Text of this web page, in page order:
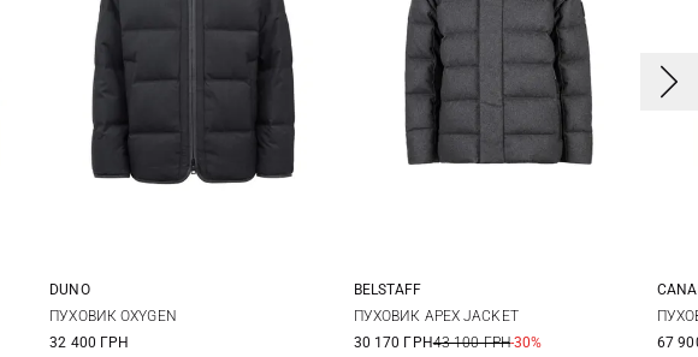
48 50
DUNO
ПУХОВИК OXYGEN
32 400 ГРН
M L
BELSTAFF
ПУХОВИК APEX JACKET
30 170 ГРН43 100 ГРН-30%
M
67